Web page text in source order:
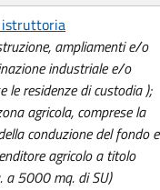
istruttoria
ampliamenti e/o
industriale e/o
le residenze di custodia );
agricola, comprese la
conduzione del fondo e
agricolo a titolo
a 5000 mq. di SU)